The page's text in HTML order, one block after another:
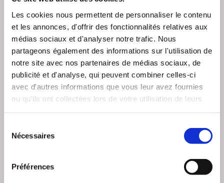
Les cookies nous permettent de personnaliser le contenu
et les annonces, d'offrir des fonctionnalités relatives aux
médias sociaux et d'analyser notre trafic. Nous
partageons également des informations sur l'utilisation de
notre site avec nos partenaires de médias sociaux, de
publicité et d'analyse, qui peuvent combiner celles-ci
avec d'autres informations que vous leur avez fournies
ou qu'ils ont collectées lors de votre utilisation de leurs
Nécessaires
Préférences
Procéder à des donations
Calculer vos plus-values immobilières